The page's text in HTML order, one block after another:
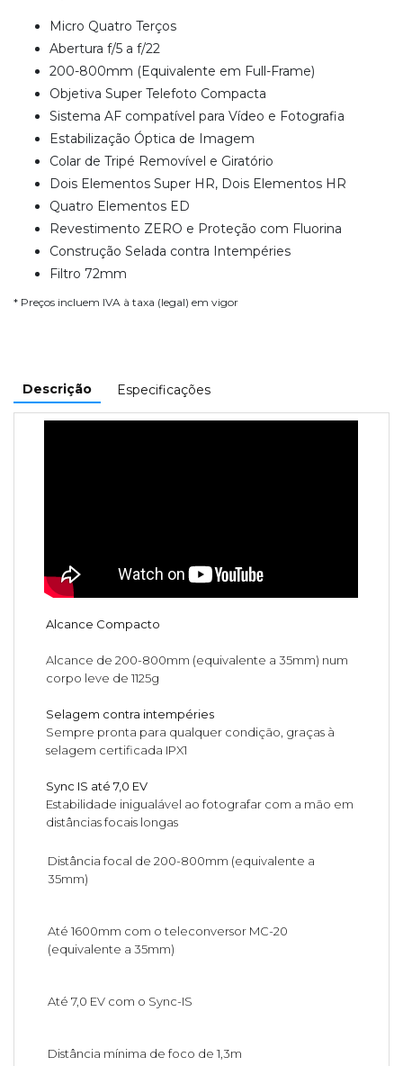
Micro Quatro Terços
Abertura f/5 a f/22
200-800mm (Equivalente em Full-Frame)
Objetiva Super Telefoto Compacta
Sistema AF compatível para Vídeo e Fotografia
Estabilização Óptica de Imagem
Colar de Tripé Removível e Giratório
Dois Elementos Super HR, Dois Elementos HR
Quatro Elementos ED
Revestimento ZERO e Proteção com Fluorina
Construção Selada contra Intempéries
Filtro 72mm
* Preços incluem IVA à taxa (legal) em vigor
Descrição Especificações
Alcance Compacto
Alcance de 200-800mm (equivalente a 35mm) num
corpo leve de 1125g
Selagem contra intempéries
Sempre pronta para qualquer condição, graças à
selagem certificada IPX1
Sync IS até 7,0 EV
Estabilidade inigualável ao fotografar com a mão em
distâncias focais longas
Distância focal de 200-800mm (equivalente a
35mm)
Até 1600mm com o teleconversor MC-20
(equivalente a 35mm)
Até 7,0 EV com o Sync-IS
Distância mínima de foco de 1,3m